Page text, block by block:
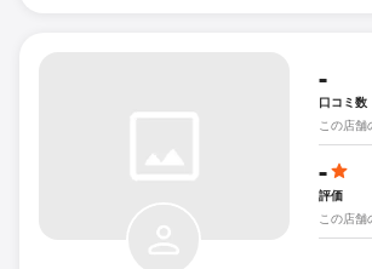
-
口コミ数
この店舗
-
評価
この店舗